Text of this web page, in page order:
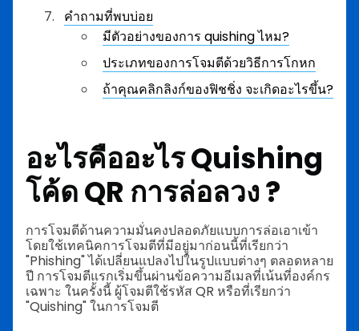
คำถามที่พบบ่อย
มีตัวอย่างของการ quishing ไหม?
ประเภทของการโจมตีด้วยวิธีการโกหก
ถ้าคุณคลิกลิงก์ของฟิชชิ่ง จะเกิดอะไรขึ้น?
อะไรคืออะไรQuishing
โค้ด QR การล่อลวง?
การโจมตีด้านความมั่นคงปลอดภัยแบบการล่อเอาเข้า
โดยใช้เทคนิคการโจมตีที่มีอยู่มาก่อนนี้ที่เรียกว่า
"Phishing" ได้เปลี่ยนแปลงไปในรูปแบบต่างๆ ตลอดหลาย
ปี การโจมตีแรกเริ่มขึ้นผ่านข้อความอีเมลที่เน้นที่องค์กร
เฉพาะ ในครั้งนี้ ผู้โจมตีใช้รหัส QR หรือที่เรียกว่า
"Quishing" ในการโจมตี